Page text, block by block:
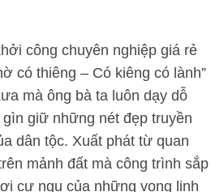
công chuyên nghiệp giá rẻ
có thiêng – Có kiêng có lành”
mà ông bà ta luôn dạy dỗ
giữ những nét đẹp truyền
dân tộc. Xuất phát từ quan
mảnh đất mà công trình sắp
cư ngụ của những vong linh